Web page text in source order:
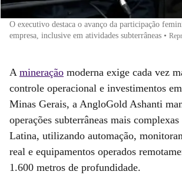
O executivo destaca o avanço da participação
empresa, inclusive em atividades subterrâneas •
A mineração moderna exige cada vez
controle operacional e investimentos
Minas Gerais, a AngloGold Ashanti
operações subterrâneas mais
Latina, utilizando automação,
real e equipamentos operados
1.600 metros de profundidade.